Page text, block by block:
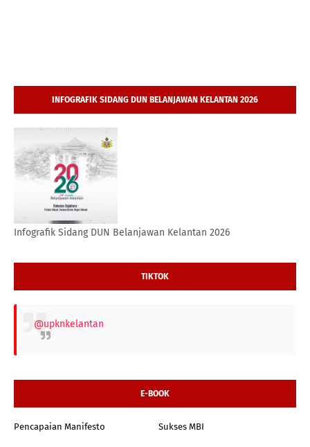
INFOGRAFIK SIDANG DUN BELANJAWAN KELANTAN 2026
Infografik Sidang DUN Belanjawan Kelantan 2026
TIKTOK
@upknkelantan
E-BOOK
Pencapaian Manifesto Sukses MBI